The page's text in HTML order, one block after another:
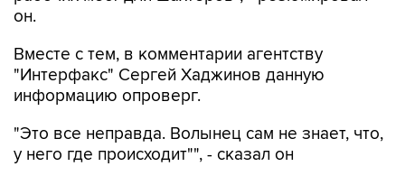
Вместе с тем, в комментарии агентству
информацию опроверг.
"Это все неправда. Волынец сам не знает, что,
По версии Хаджинова, его сторонники изъяли